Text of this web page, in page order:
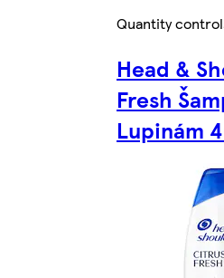
Quantity
Head &
Fresh
Lupinám